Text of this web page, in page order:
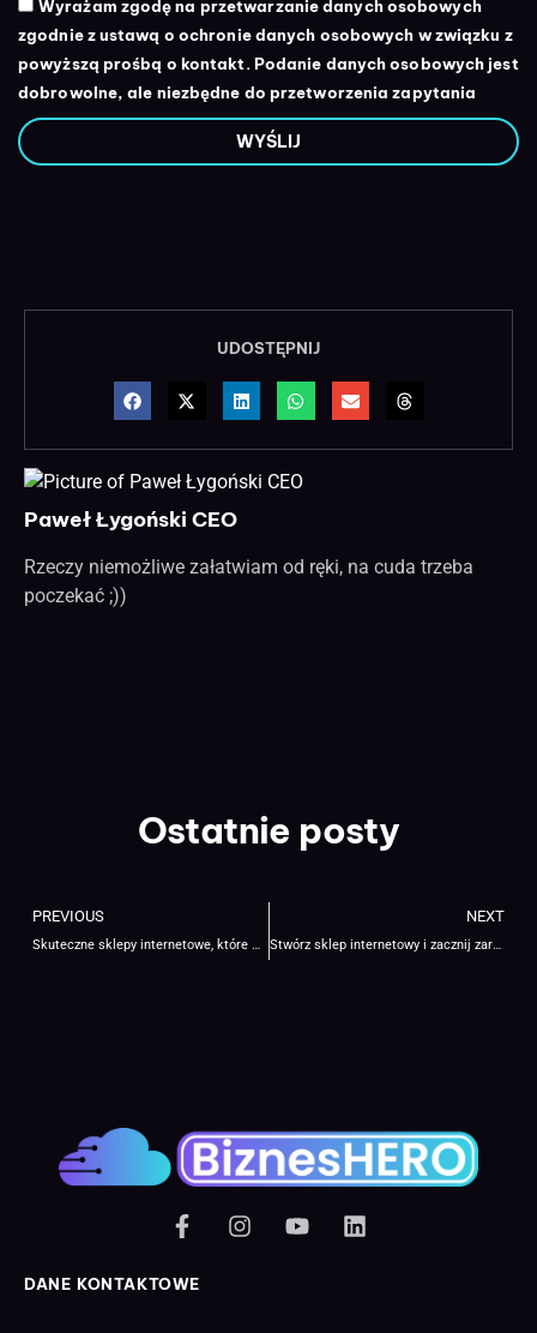
Wyrażam zgodę na przetwarzanie danych osobowych
zgodnie z ustawą o ochronie danych osobowych w związku z
powyższą prośbą o kontakt. Podanie danych osobowych jest
dobrowolne, ale niezbędne do przetworzenia zapytania
WYŚLIJ
UDOSTĘPNIJ
Paweł Łygoński CEO
Rzeczy niemożliwe załatwiam od ręki, na cuda trzeba
poczekać ;))
Ostatnie posty
PREVIOUS
Skuteczne sklepy internetowe, które wyróżniają się na tle konkurencyjnym
NEXT
Stwórz sklep internetowy i zacznij zarabiać już dziś!
DANE KONTAKTOWE